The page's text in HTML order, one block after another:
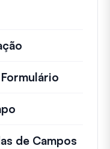
de Campos